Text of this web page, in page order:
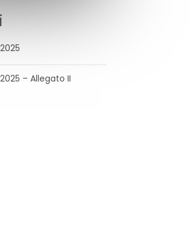
– Allegato II